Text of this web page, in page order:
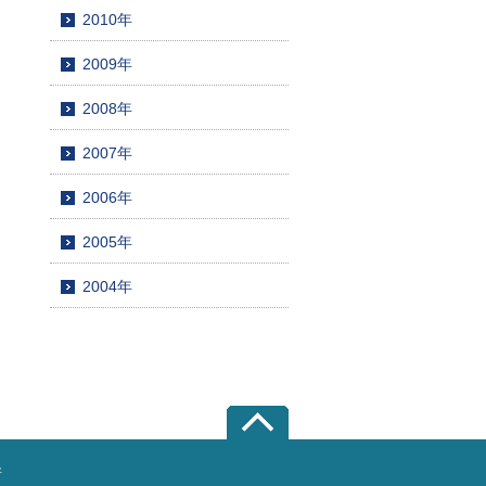
2010年
2009年
2008年
2007年
2006年
2005年
2004年